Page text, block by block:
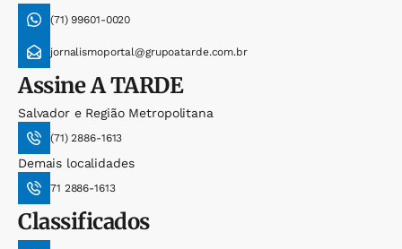
(71) 99601-0020
jornalismoportal@grupoatarde.com.br
AssineA TARDE
Salvador e Região Metropolitana
(71) 2886-1613
Demais localidades
71 2886-1613
Classificados